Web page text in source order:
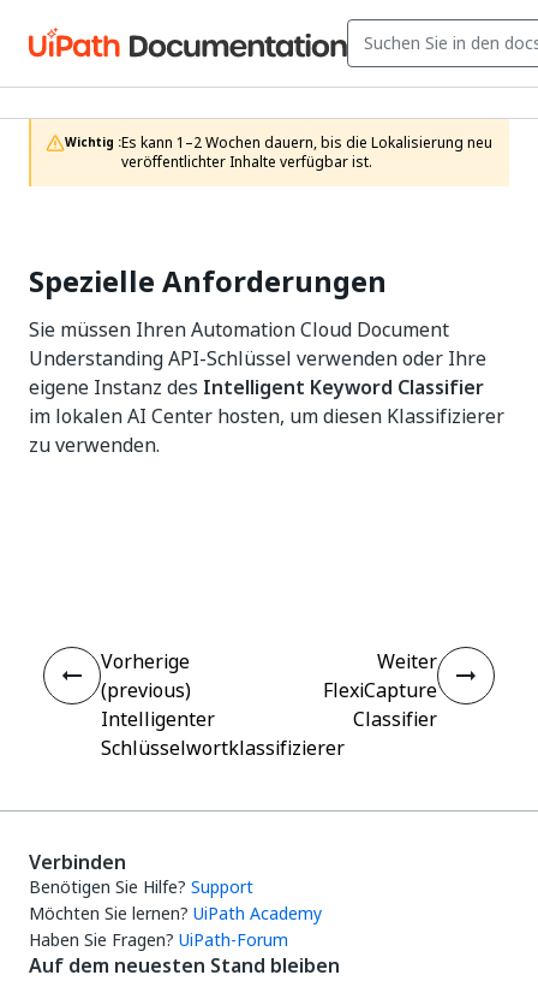
Wichtig :Es kann 1–2 Wochen dauern, bis die Lokalisierung neu
veröffentlichter Inhalte verfügbar ist.
Spezielle Anforderungen
Sie müssen Ihren Automation Cloud Document
Understanding API-Schlüssel verwenden oder Ihre
eigene Instanz des Intelligent Keyword Classifier
im lokalen AI Center hosten, um diesen Klassifizierer
zu verwenden.
Vorherige
(previous)
Intelligenter
Schlüsselwortklassifizierer
Weiter
FlexiCapture
Classifier
Verbinden
Benötigen Sie Hilfe? Support
Möchten Sie lernen? UiPath Academy
Haben Sie Fragen? UiPath-Forum
Auf dem neuesten Stand bleiben